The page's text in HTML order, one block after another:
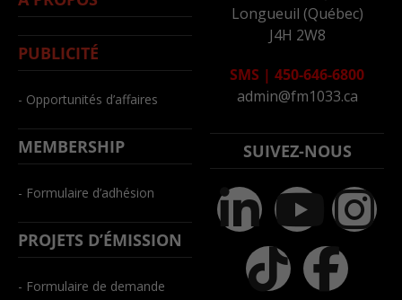
PUBLICITÉ
- Opportunités d’affaires
MEMBERSHIP
- Formulaire d’adhésion
PROJETS D’ÉMISSION
- Formulaire de demande
Longueuil (Québec)
J4H 2W8
SMS | 450-646-6800
admin@fm1033.ca
SUIVEZ-NOUS